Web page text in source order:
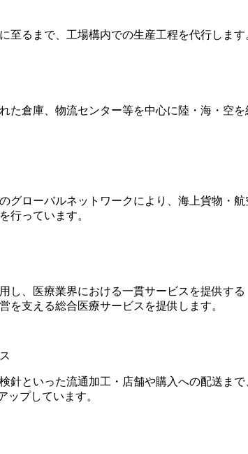
至るまで、工場構内での生産工程を代行します
た倉庫、物流センター等を中心に陸・海・空
グローバルネットワークにより、海上貨物・
行っています。
し、医療業界における一貫サービスを提供す
を支える総合医療サービスを提供します。
針といった流通加工・店舗や購入への配送ま
ップしています。